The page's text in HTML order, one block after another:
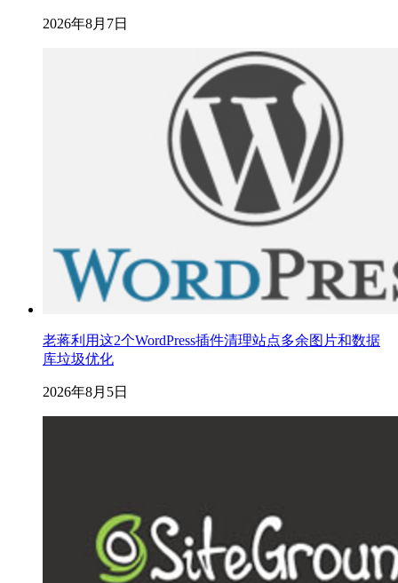
2026年8月7日
老蒋利用这2个WordPress插件清理站点多余图片和数据
库垃圾优化
2026年8月5日